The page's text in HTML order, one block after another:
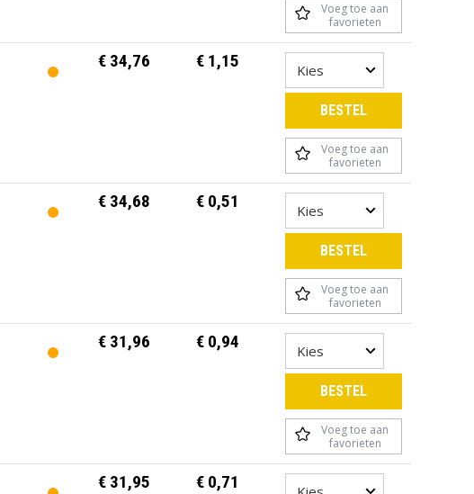
Voeg toe aan
favorieten
€ 34,76 € 1,15
BESTEL
Voeg toe aan
favorieten
€ 34,68 € 0,51
BESTEL
Voeg toe aan
favorieten
€ 31,96 € 0,94
BESTEL
Voeg toe aan
favorieten
€ 31,95 € 0,71